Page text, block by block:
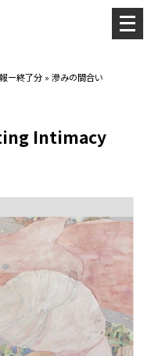
ー終了分 »滲みの間合い
Intimacy
メ
ニ